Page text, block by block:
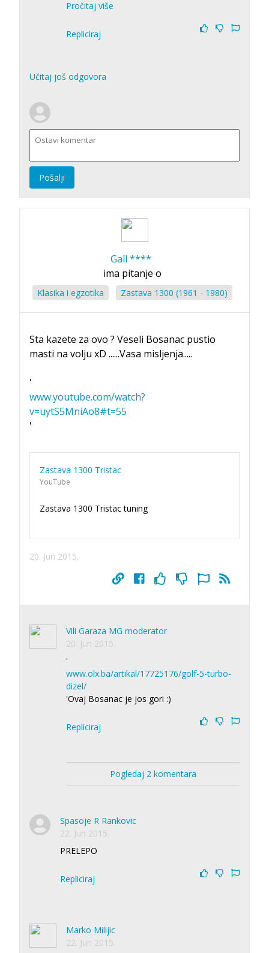
Pročitaj više
Repliciraj
Učitaj još odgovora
Pošalji
Gall ****
ima pitanje o
Klasika i egzotika Zastava 1300 (1961 - 1980)
Sta kazete za ovo ? Veseli Bosanac pustio
masti na volju xD ......Vasa misljenja.....
'
www.youtube.com/watch?
v=uytS5MniAo8#t=55
'
Zastava 1300 Tristac
YouTube
Zastava 1300 Tristac tuning
20. Jun 2015.
Vili Garaza MG moderator
20. Jun 2015.
'
www.olx.ba/artikal/17725176/golf-5-turbo-
dizel/
'Ovaj Bosanac je jos gori :)
Repliciraj
Pogledaj 2 komentara
Spasoje R Rankovic
22. Jun 2015.
PRELEPO
Repliciraj
Marko Milijic
22. Jun 2015.